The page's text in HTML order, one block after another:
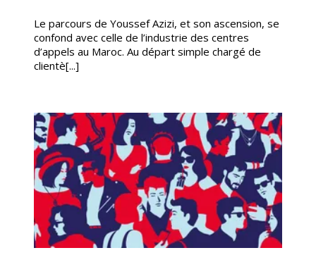
Le parcours de Youssef Azizi, et son ascension, se
confond avec celle de l’industrie des centres
d’appels au Maroc. Au départ simple chargé de
clientè[...]